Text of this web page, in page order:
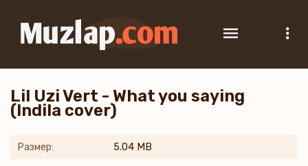
Lil Uzi Vert - What you saying
(Indila cover)
Размер: 5.04 MB